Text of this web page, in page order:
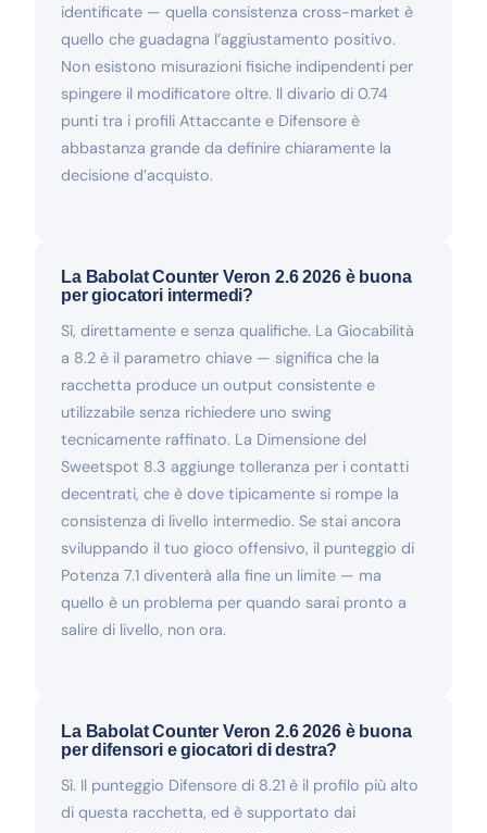
identificate — quella consistenza cross-market è
quello che guadagna l’aggiustamento positivo.
Non esistono misurazioni fisiche indipendenti per
spingere il modificatore oltre. Il divario di 0.74
punti tra i profili Attaccante e Difensore è
abbastanza grande da definire chiaramente la
decisione d’acquisto.
La Babolat Counter Veron 2.6 2026 è buona
per giocatori intermedi?
Sì, direttamente e senza qualifiche. La Giocabilità
a 8.2 è il parametro chiave — significa che la
racchetta produce un output consistente e
utilizzabile senza richiedere uno swing
tecnicamente raffinato. La Dimensione del
Sweetspot 8.3 aggiunge tolleranza per i contatti
decentrati, che è dove tipicamente si rompe la
consistenza di livello intermedio. Se stai ancora
sviluppando il tuo gioco offensivo, il punteggio di
Potenza 7.1 diventerà alla fine un limite — ma
quello è un problema per quando sarai pronto a
salire di livello, non ora.
La Babolat Counter Veron 2.6 2026 è buona
per difensori e giocatori di destra?
Sì. Il punteggio Difensore di 8.21 è il profilo più alto
di questa racchetta, ed è supportato dai